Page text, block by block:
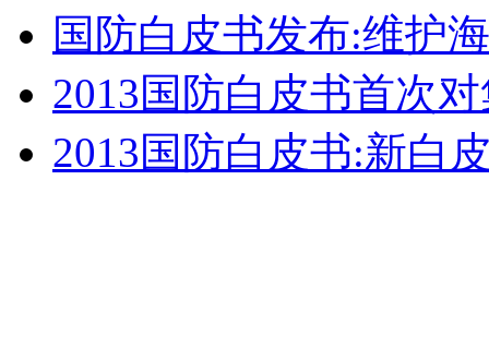
山西运城恶犬咬伤多人 警民合力深夜将其击毙
女孩北京地铁殴打老人 痛下狠手拳打脚踢
国防白皮书发布:维护
2013国防白皮书首次
2013国防白皮书:新白